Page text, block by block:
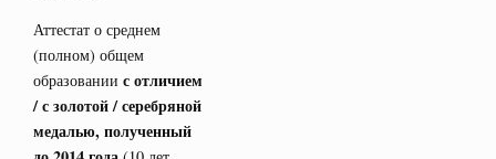
Аттестат о среднем
(полном) общем
образовании с отличием
/ с золотой / серебряной
медалью, полученный